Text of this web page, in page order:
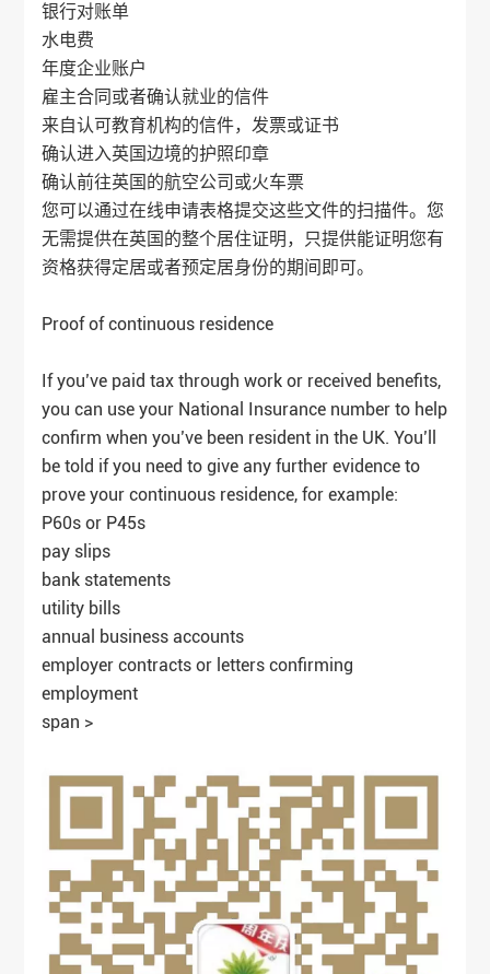
银行对账单
水电费
年度企业账户
雇主合同或者确认就业的信件
来自认可教育机构的信件，发票或证书
确认进入英国边境的护照印章
确认前往英国的航空公司或火车票
您可以通过在线申请表格提交这些文件的扫描件。您
无需提供在英国的整个居住证明，只提供能证明您有
资格获得定居或者预定居身份的期间即可。
Proof of continuous residence
If you’ve paid tax through work or received benefits,
you can use your National Insurance number to help
confirm when you’ve been resident in the UK. You’ll
be told if you need to give any further evidence to
prove your continuous residence, for example:
P60s or P45s
pay slips
bank statements
utility bills
annual business accounts
employer contracts or letters confirming
employment
span >